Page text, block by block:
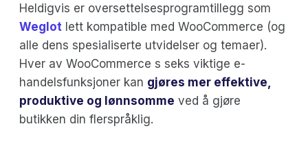
Heldigvis er oversettelsesprogramtillegg som
Weglot lett kompatible med WooCommerce (og
alle dens spesialiserte utvidelser og temaer).
Hver av WooCommerce s seks viktige e-
handelsfunksjoner kan gjøres mer effektive,
produktive og lønnsomme ved å gjøre
butikken din flerspråklig.